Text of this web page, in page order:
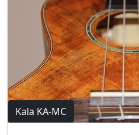
Kala KA-MC